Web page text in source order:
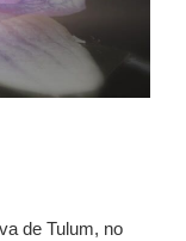
de Tulum, no